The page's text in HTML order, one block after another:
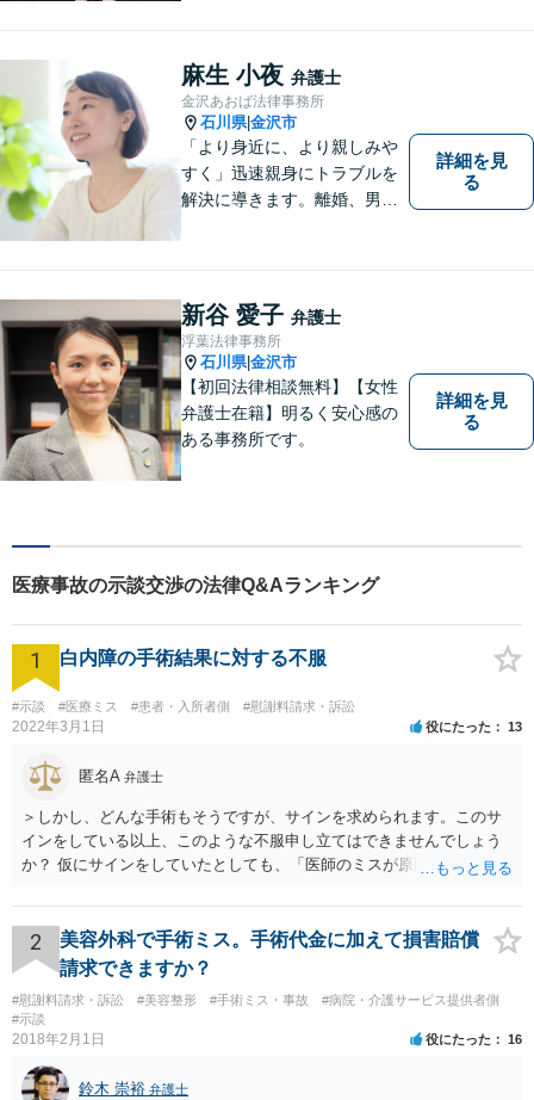
麻生 小夜 弁護士
金沢あおば法律事務所
石川県|金沢市
「より身近に、より親しみや
すく」迅速親身にトラブルを
解決に導きます。離婚、男女
く取り組んでいます。お気軽
にご相談ください。
詳細を見
る
新谷 愛子 弁護士
浮葉法律事務所
石川県|金沢市
【初回法律相談無料】【女性
弁護士在籍】明るく安心感の
ある事務所です。
詳細を見
る
医療事故の示談交渉の法律Q&Aランキング
1 白内障の手術結果に対する不服
#示談 #医療ミス #患者・入所者側 #慰謝料請求・訴訟
2022年3月1日 役にたった 13
匿名A 弁護士
＞しかし、どんな手術もそうですが、サインを求められます。このサ
インをしている以上、このような不服申し立てはできませんでしょう
か？ 仮にサインをしていたとしても、「医師のミスが原因で老眼がひ
眼が悪化することがあるにもかかわらず、全く説明されなかったよう
な場合」には、請求することは可能です。
2
美容外科で手術ミス。手術代金に加えて損害賠償
請求できますか？
#慰謝料請求・訴訟 #美容整形 #手術ミス・事故
#病院・介護サービス提供者側
#示談
2018年2月1日 役にたった 16
鈴木 崇裕 弁護士